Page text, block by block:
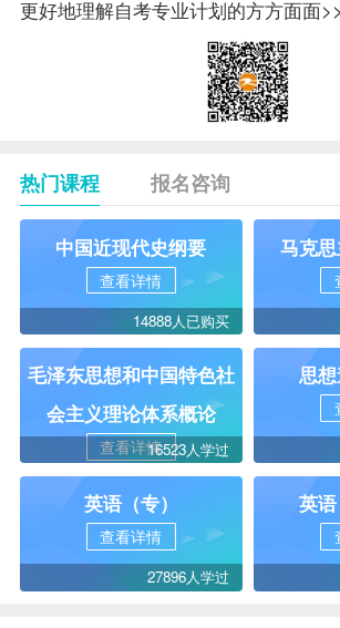
更好地理解自考专业计划的方方面面>>
热门课程 报名咨询
中国近现代史纲要
查看详情
14888人已购买
马克
毛泽东思想和中国特色社
会主义理论体系概论
查看详情16523人学过
思
英语（专）
查看详情
27896人学过
英语